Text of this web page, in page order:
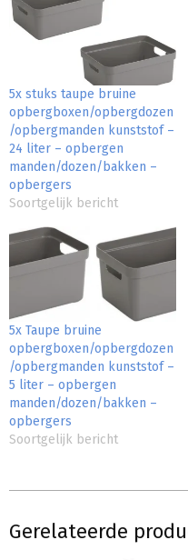
5x stuks taupe bruine
opbergboxen/opbergdozen
/opbergmanden kunststof –
24 liter – opbergen
manden/dozen/bakken –
opbergers
Soortgelijk bericht
5x Taupe bruine
opbergboxen/opbergdozen
/opbergmanden kunststof –
5 liter – opbergen
manden/dozen/bakken –
opbergers
Soortgelijk bericht
Gerelateerde